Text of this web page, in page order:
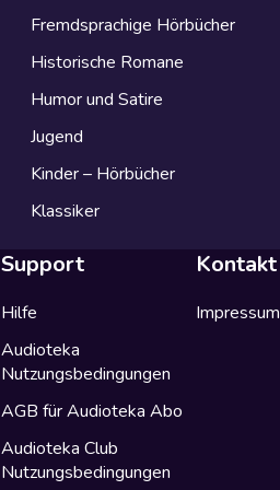
Fremdsprachige Hörbücher
Historische Romane
Humor und Satire
Jugend
Kinder – Hörbücher
Klassiker
Support
Hilfe
Audioteka
Nutzungsbedingungen
AGB für Audioteka Abo
Audioteka Club
Nutzungsbedingungen
Kontakt
Impressum